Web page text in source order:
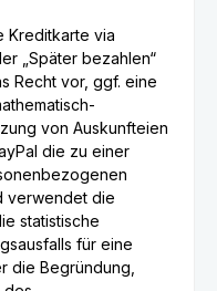
Kreditkarte via
„Später bezahlen“
Recht vor, ggf. eine
von Auskunfteien
die zu einer
verwendet die
statistische
für eine
die Begründung,